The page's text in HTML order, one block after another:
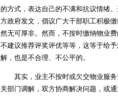
的方式，表达自己的不满和抗议情绪
方政府发文，倡议广大干部职工积极
然无可厚非。然而，不按时缴纳物业
不建议推荐评奖评优等等，这等于给
解，也是不合理、不公平的。
其实，业主不按时或欠交物业服务
关部门调解，双方协商解决问题，或